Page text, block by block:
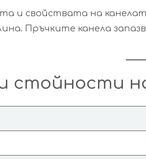
и свойствата на
Пръчките канела
стойности на